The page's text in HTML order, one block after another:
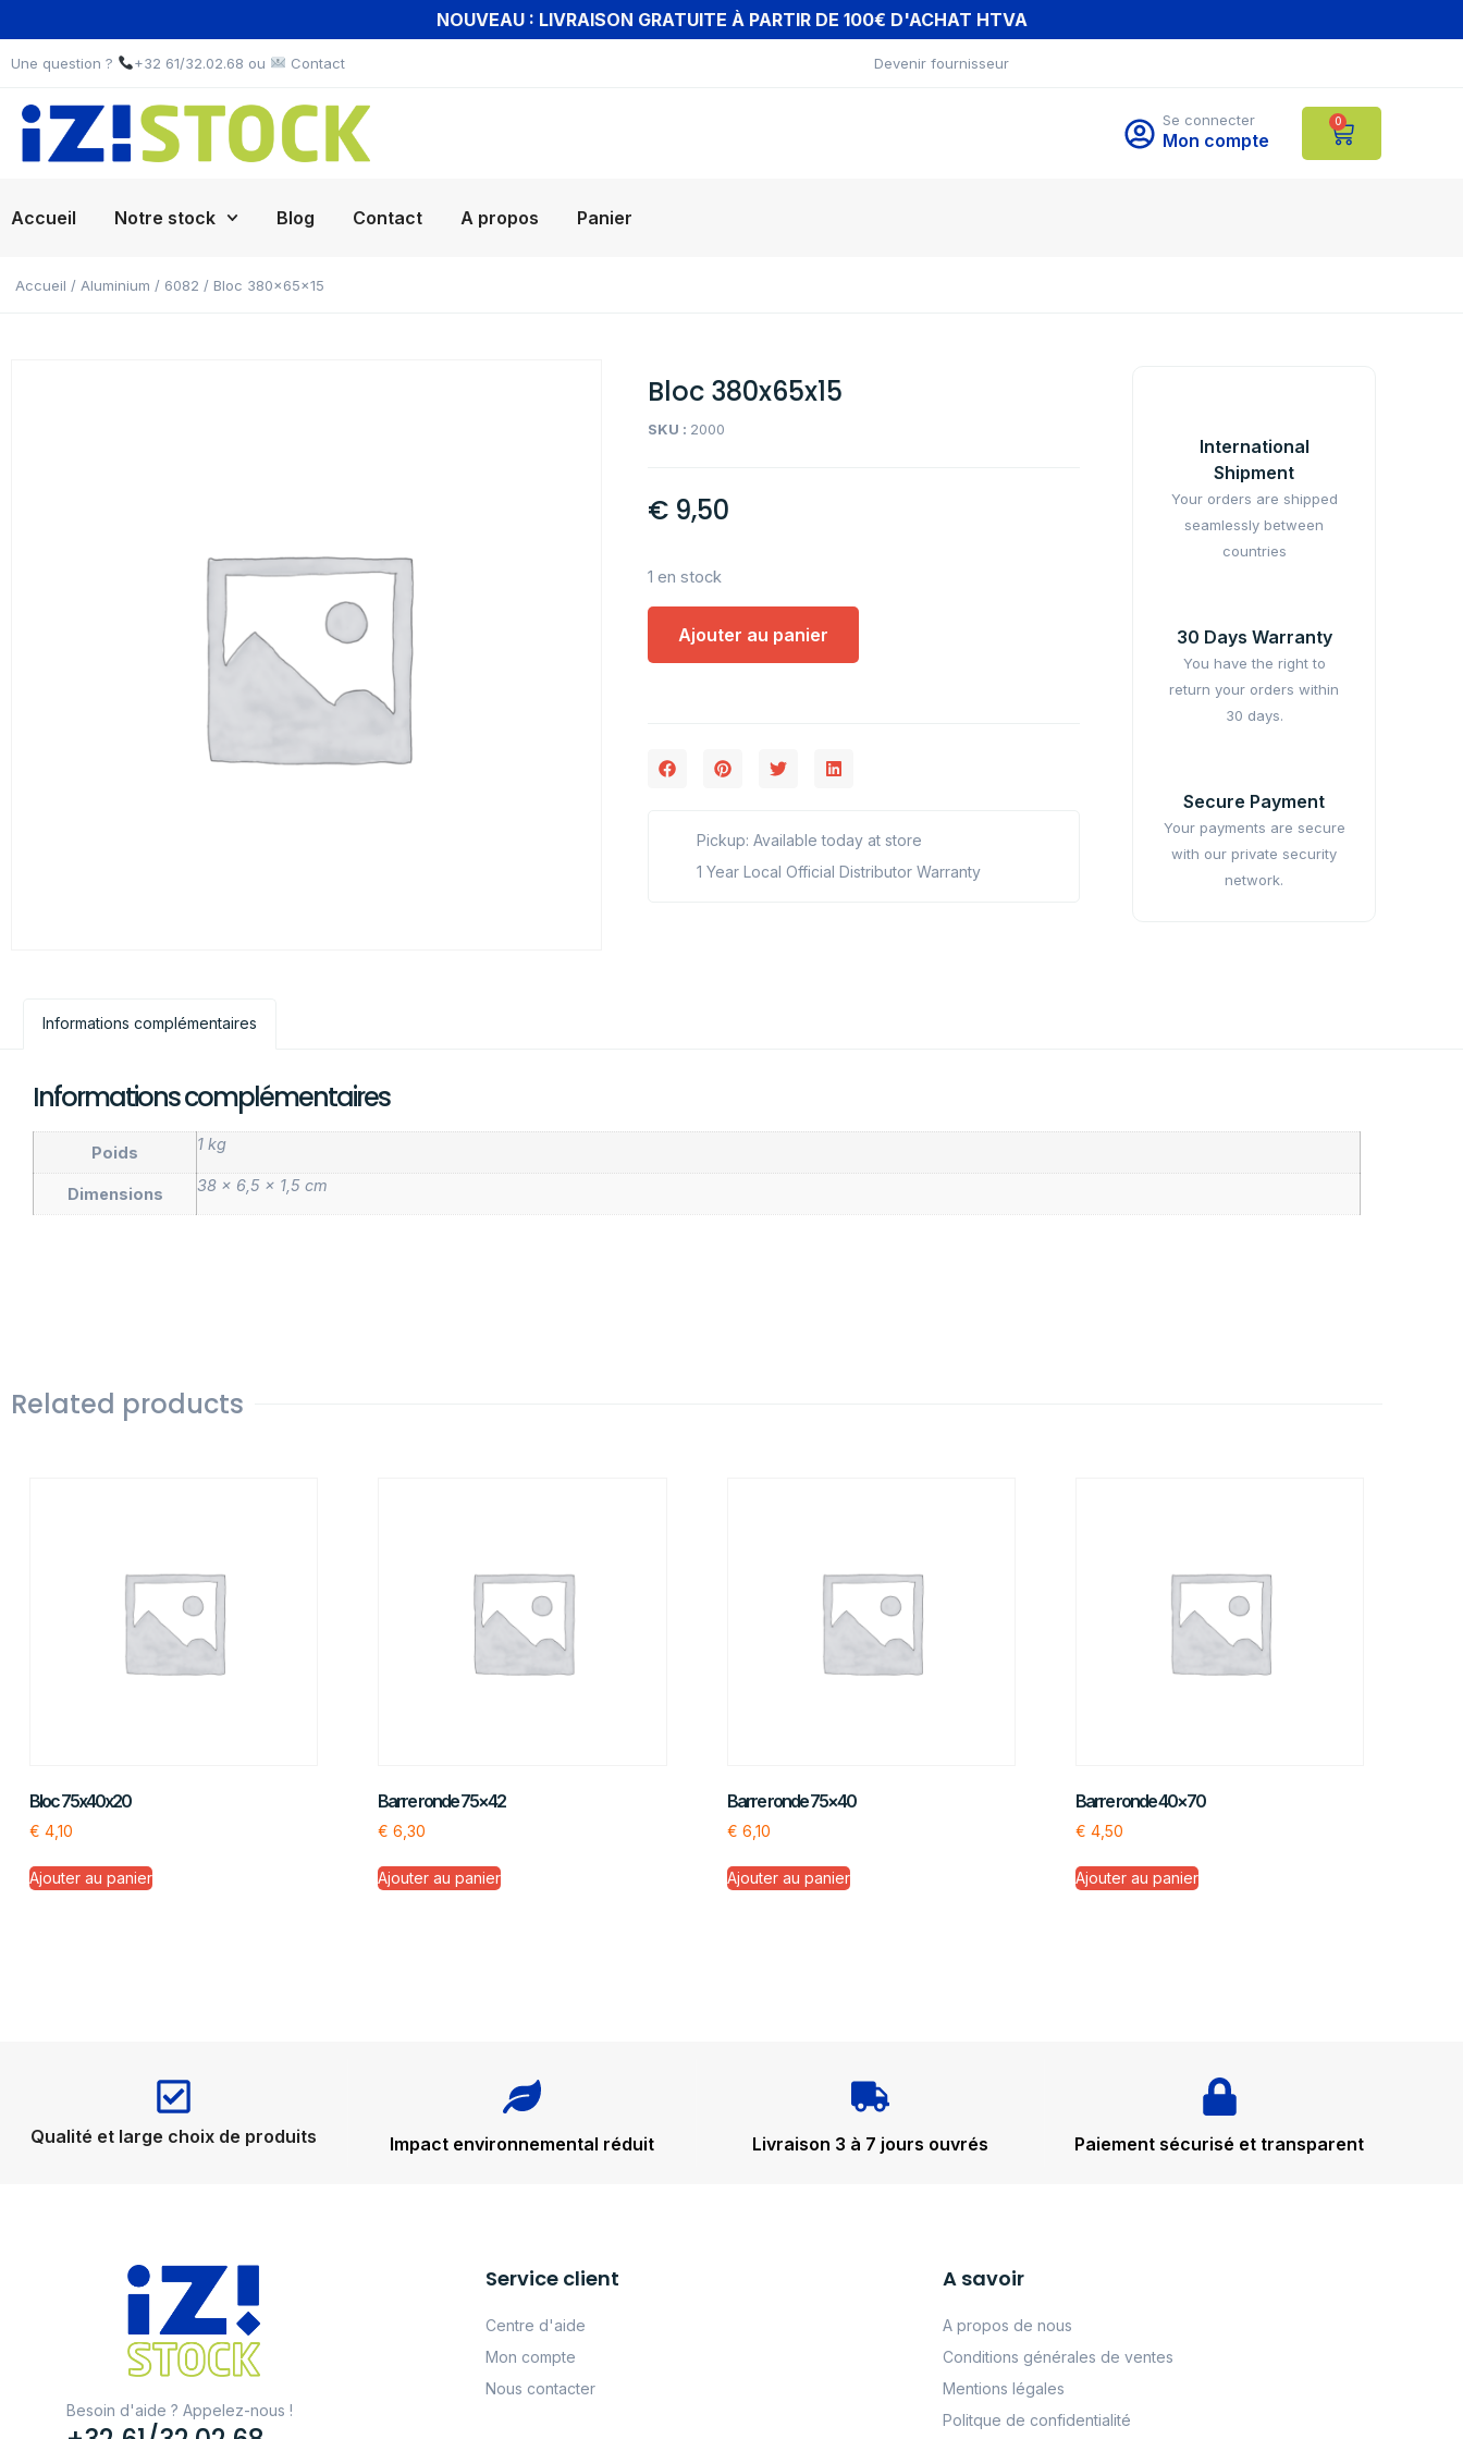
NOUVEAU : LIVRAISON GRATUITE À PARTIR DE 100€ D'ACHAT HTVA
Une question ? +32 61/32.02.68 ou Contact Devenir fournisseur
Se connecter
Mon compte
0
Accueil Notre stock Blog Contact A propos Panier
Accueil / Aluminium / 6082 / Bloc 380x65x15
Bloc 380x65x15
SKU : 2000
€ 9,50
1 en stock
Ajouter au panier
Pickup: Available today at store
1 Year Local Official Distributor Warranty
International
Shipment
Your orders are shipped
seamlessly between
countries
30 Days Warranty
You have the right to
return your orders within
30 days.
Secure Payment
Your payments are secure
with our private security
network.
Informations complémentaires
Informations complémentaires
Poids 1 kg
Dimensions 38 × 6,5 × 1,5 cm
Related products
Bloc 75x40x20
€ 4,10
Ajouter au panier
Barre ronde 75×42
€ 6,30
Ajouter au panier
Barre ronde 75×40
€ 6,10
Ajouter au panier
Barre ronde 40×70
€ 4,50
Ajouter au panier
Qualité et large choix de produits Impact environnemental réduit Livraison 3 à 7 jours ouvrés Paiement sécurisé et transparent
Besoin d'aide ? Appelez-nous !
Service client
Centre d'aide
Mon compte
Nous contacter
A savoir
A propos de nous
Conditions générales de ventes
Mentions légales
Politque de confidentialité